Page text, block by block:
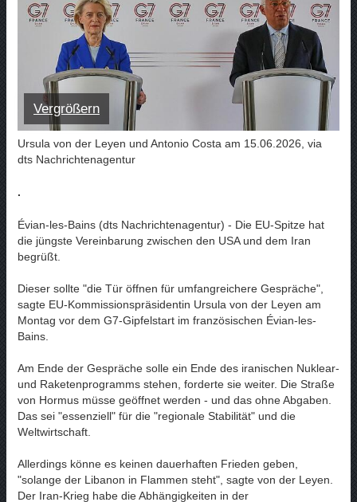
Vergrößern
Ursula von der Leyen und Antonio Costa am 15.06.2026, via
dts Nachrichtenagentur
.
Évian-les-Bains (dts Nachrichtenagentur) - Die EU-Spitze hat
die jüngste Vereinbarung zwischen den USA und dem Iran
begrüßt.
Dieser sollte "die Tür öffnen für umfangreichere Gespräche",
sagte EU-Kommissionspräsidentin Ursula von der Leyen am
Montag vor dem G7-Gipfelstart im französischen Évian-les-
Bains.
Am Ende der Gespräche solle ein Ende des iranischen Nuklear-
und Raketenprogramms stehen, forderte sie weiter. Die Straße
von Hormus müsse geöffnet werden - und das ohne Abgaben.
Das sei "essenziell" für die "regionale Stabilität" und die
Weltwirtschaft.
Allerdings könne es keinen dauerhaften Frieden geben,
"solange der Libanon in Flammen steht", sagte von der Leyen.
Der Iran-Krieg habe die Abhängigkeiten in der